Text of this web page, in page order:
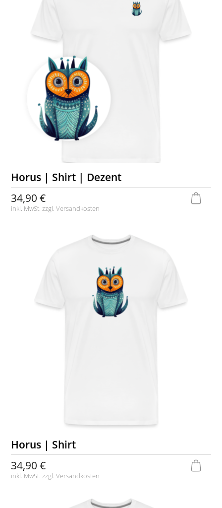
Horus | Shirt | Dezent
34,90 €
inkl. MwSt. zzgl.Versandkosten
Horus | Shirt
34,90 €
inkl. MwSt. zzgl.Versandkosten